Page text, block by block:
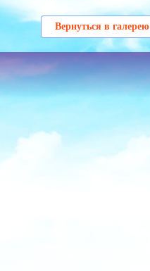
Вернуться в галерею